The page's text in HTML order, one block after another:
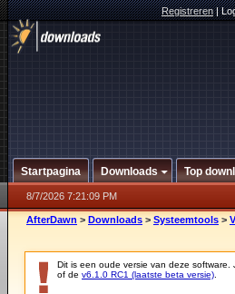
Registreren|
Startpagina Downloads Top
8/7/2026 7:21:09 PM
AfterDawn > Downloads > Systeemtools >
Dit is een oude versie van deze software.
of de v6.1.0 RC1 (laatste beta versie)